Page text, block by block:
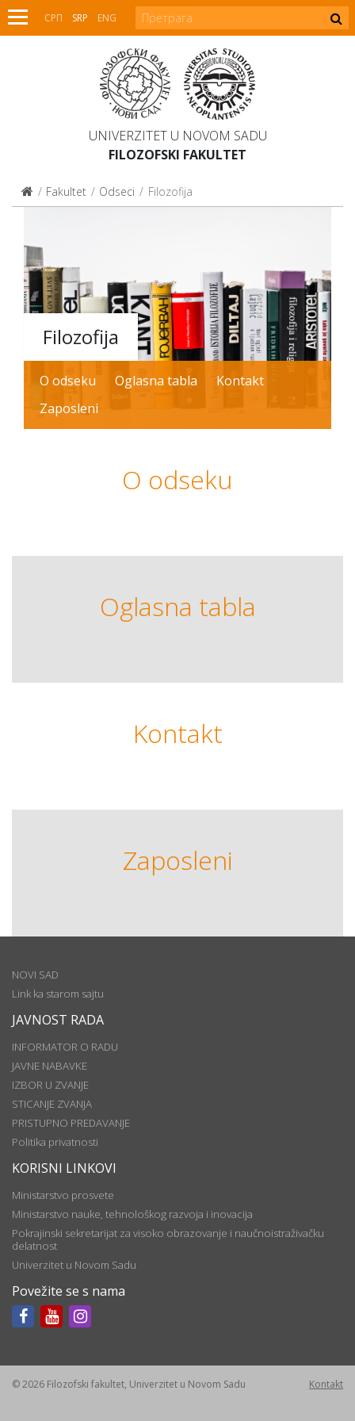
СРП SRP ENG
UNIVERZITET U NOVOM SADU
FILOZOFSKI FAKULTET
Fakultet Odseci Filozofija
Filozofija
O odseku Oglasna tabla
Kontakt
Zaposleni
O odseku
Oglasna tabla
Kontakt
Zaposleni
NOVI SAD
Link ka starom sajtu
JAVNOST RADA
INFORMATOR O RADU
JAVNE NABAVKE
IZBOR U ZVANJE
STICANJE ZVANJA
PRISTUPNO PREDAVANJE
Politika privatnosti
KORISNI LINKOVI
Ministarstvo prosvete
Ministarstvo nauke, tehnološkog razvoja i inovacija
Pokrajinski sekretarijat za visoko obrazovanje i naučnoistraživačku
delatnost
Univerzitet u Novom Sadu
Povežite se s nama
© 2026 Filozofski fakultet, Univerzitet u Novom Sadu Kontakt